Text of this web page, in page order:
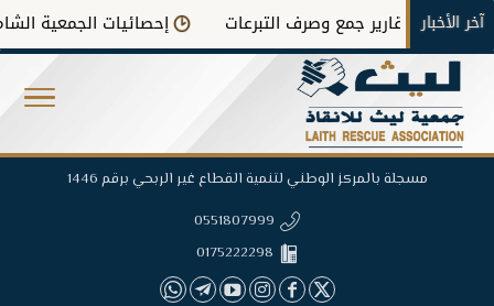
آخر الأخبار
تقارير جمع وصرف التبرعات إحصائيات الجمعية الشاملة
مسجلة بالمركز الوطني لتنمية القطاع غير الربحي برقم 1446
0551807999
0175222298